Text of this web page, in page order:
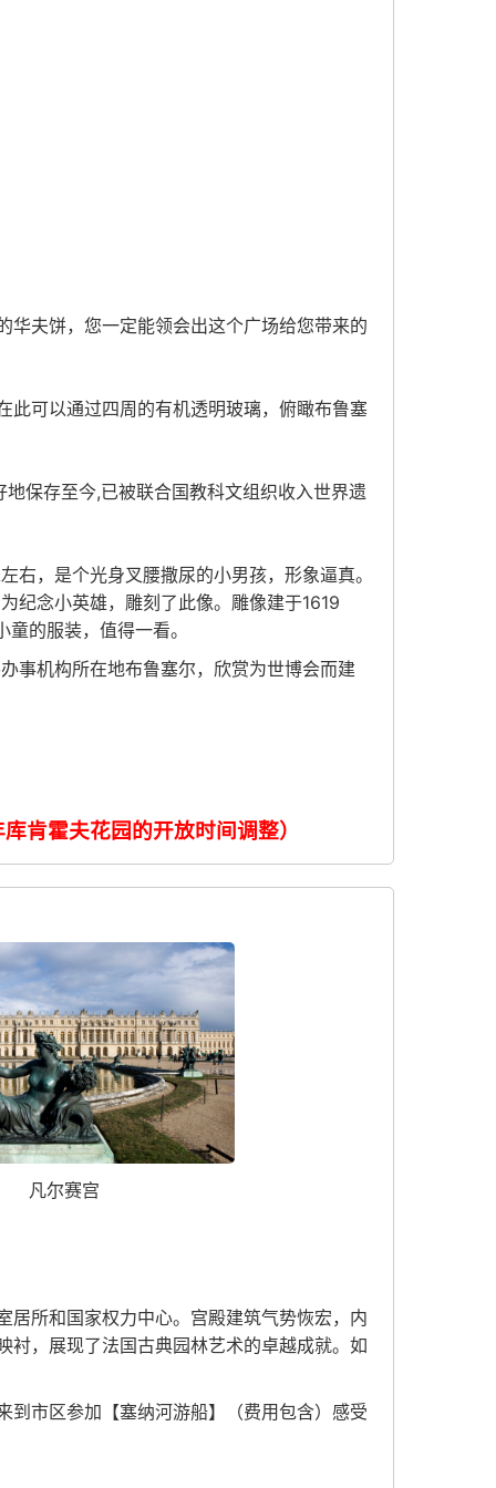
华夫饼，您一定能领会出这个广场给您带来的
此可以通过四周的有机透明玻璃，俯瞰布鲁塞
保存至今,已被联合国教科文组织收入世界遗
右，是个光身叉腰撒尿的小男孩，形象逼真。
纪念小英雄，雕刻了此像。雕像建于1619
的服装，值得一看。
事机构所在地布鲁塞尔，欣赏为世博会而建
肯霍夫花园的开放时间调整）
凡尔赛宫
居所和国家权力中心。宫殿建筑气势恢宏，内
衬，展现了法国古典园林艺术的卓越成就。如
市区参加【塞纳河游船】（费用包含）感受